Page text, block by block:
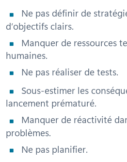
Ne pas définir de
d’objectifs clairs.
Manquer de ressources
humaines.
Ne pas réaliser de tests.
Sous-estimer les
lancement prématuré.
Manquer de réactivité
problèmes.
Ne pas planifier.